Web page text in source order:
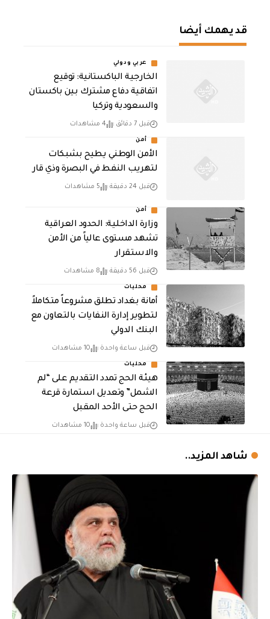
قد يهمك أيضا
عربي ودولي
الخارجية الباكستانية: توقيع
اتفاقية دفاع مشترك بين باكستان
والسعودية وتركيا
قبل 7 دقائق 4 مشاهدات
أمن
الأمن الوطني يطيح بشبكات
لتهريب النفط في البصرة وذي قار
قبل 24 دقيقة 5 مشاهدات
أمن
وزارة الداخلية: الحدود العراقية
تشهد مستوى عالياً من الأمن
والاستقرار
قبل 56 دقيقة 8 مشاهدات
محليات
أمانة بغداد تطلق مشروعاً متكاملاً
لتطوير إدارة النفايات بالتعاون مع
البنك الدولي
قبل ساعة واحدة 10 مشاهدات
محليات
هيئة الحج تمدد التقديم على “لم
الشمل” وتعديل استمارة قرعة
الحج حتى الأحد المقبل
قبل ساعة واحدة 10 مشاهدات
شاهد المزيد..